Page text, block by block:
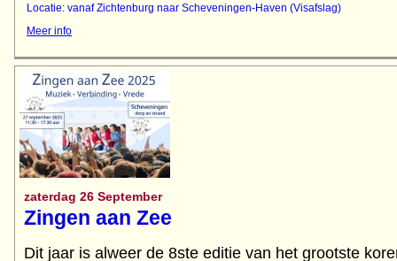
Locatie: vanaf Zichtenburg naar Scheveningen-Haven (Visafslag)
Meer info
zaterdag 26 September
Zingen aan Zee
Dit jaar is alweer de 8ste editie van het grootste